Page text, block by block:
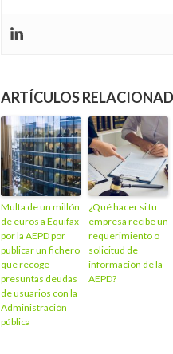
ARTÍCULOS
Multa de un millón
de euros a Equifax
por la AEPD por
publicar un fichero
que recoge
presuntas deudas
de usuarios con la
Administración
pública
¿Qué hacer si tu
empresa recibe un
requerimiento o
solicitud de
información de la
AEPD?